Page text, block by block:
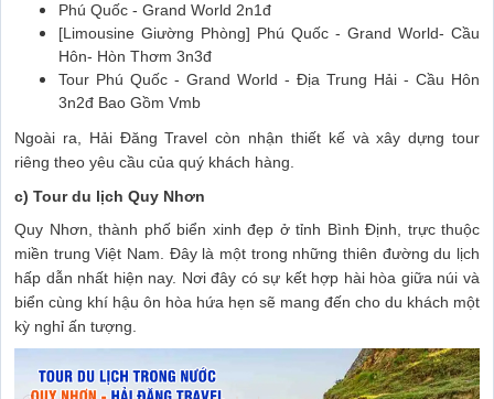
Phú Quốc - Grand World 2n1đ
[Limousine Giường Phòng] Phú Quốc - Grand World- Cầu
Hôn- Hòn Thơm 3n3đ
Tour Phú Quốc - Grand World - Địa Trung Hải - Cầu Hôn
3n2đ Bao Gồm Vmb
Ngoài ra, Hải Đăng Travel còn nhận thiết kế và xây dựng tour
riêng theo yêu cầu của quý khách hàng.
c) Tour du lịch Quy Nhơn
Quy Nhơn, thành phố biển xinh đẹp ở tỉnh Bình Định, trực thuộc
miền trung Việt Nam. Đây là một trong những thiên đường du lịch
hấp dẫn nhất hiện nay. Nơi đây có sự kết hợp hài hòa giữa núi và
biển cùng khí hậu ôn hòa hứa hẹn sẽ mang đến cho du khách một
kỳ nghỉ ấn tượng.